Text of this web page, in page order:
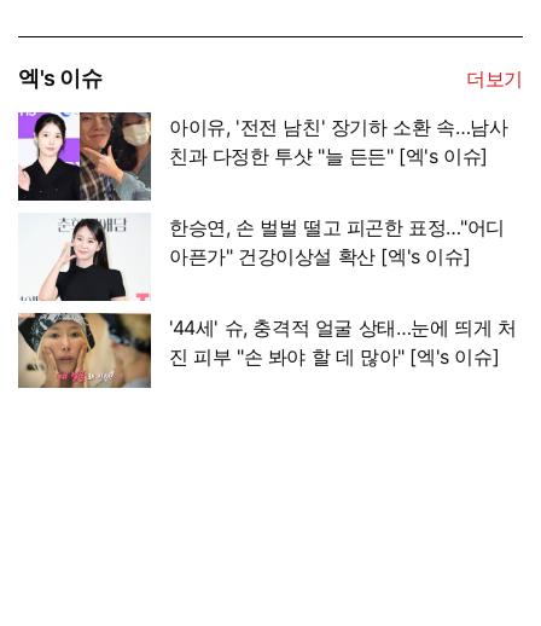
엑's 이슈
더보기
아이유, '전전 남친' 장기하 소환 속…남사
친과 다정한 투샷 "늘 든든" [엑's 이슈]
한승연, 손 벌벌 떨고 피곤한 표정…"어디
아픈가" 건강이상설 확산 [엑's 이슈]
'44세' 슈, 충격적 얼굴 상태…눈에 띄게 처
진 피부 "손 봐야 할 데 많아" [엑's 이슈]